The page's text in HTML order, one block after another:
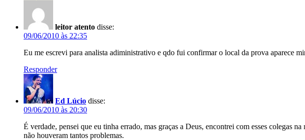
leitor atento disse:
09/06/2010 às 22:35
Eu me escrevi para analista adiministrativo e qdo fui confirmar o local da prova aparece
Responder
Ed Lúcio disse:
09/06/2010 às 20:30
É verdade, pensei que eu tinha errado, mas graças a Deus, encontrei com esses colegas
não houveram tantos problemas.